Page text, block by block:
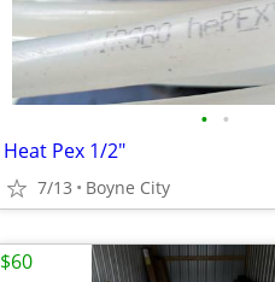
• •
Heat Pex 1/2"
7/13 Boyne City
$60